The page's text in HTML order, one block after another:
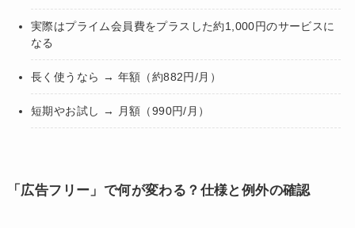
実際はプライム会員費をプラスした約1,000円のサービスに
なる
長く使うなら → 年額（約882円/月）
短期やお試し → 月額（990円/月）
「広告フリー」で何が変わる？仕様と例外の確認